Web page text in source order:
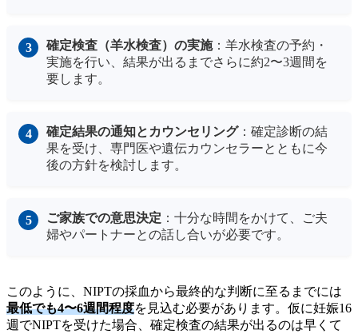
確定検査（羊水検査）の実施：羊水検査の予約・
実施を行い、結果が出るまでさらに約2〜3週間を
要します。
確定結果の通知とカウンセリング：確定診断の結
果を受け、専門医や遺伝カウンセラーとともに今
後の方針を検討します。
ご家族での意思決定 ：十分な時間をかけて、ご夫
婦やパートナーとの話し合いが必要です。
このように、NIPTの採血から最終的な判断に至るまでには
最低でも4〜6週間程度を見込む必要があります。仮に妊娠16
週でNIPTを受けた場合、確定検査の結果が出るのは早くて